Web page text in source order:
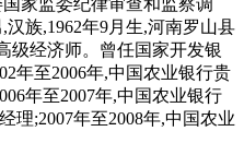
家监委纪律审查和监察调
族,1962年9月生,河南罗山县
级经济师。曾任国家开发银
年至2006年,中国农业银行贵
年至2007年,中国农业银行
理;2007年至2008年,中国农业